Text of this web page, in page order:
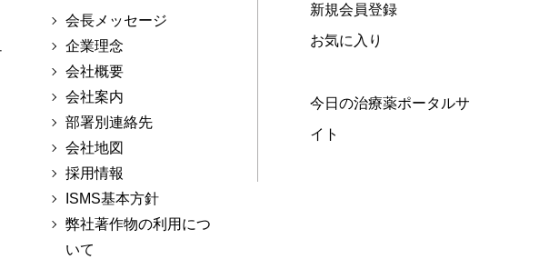
会長メッセージ
企業理念
会社概要
会社案内
部署別連絡先
会社地図
採用情報
ISMS基本方針
弊社著作物の利用につ
いて
新規会員登録
お気に入り
今日の治療薬ポータルサ
イト